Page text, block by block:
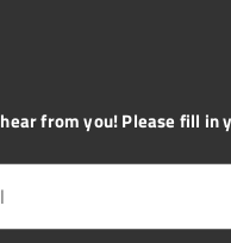
from you! Please fill